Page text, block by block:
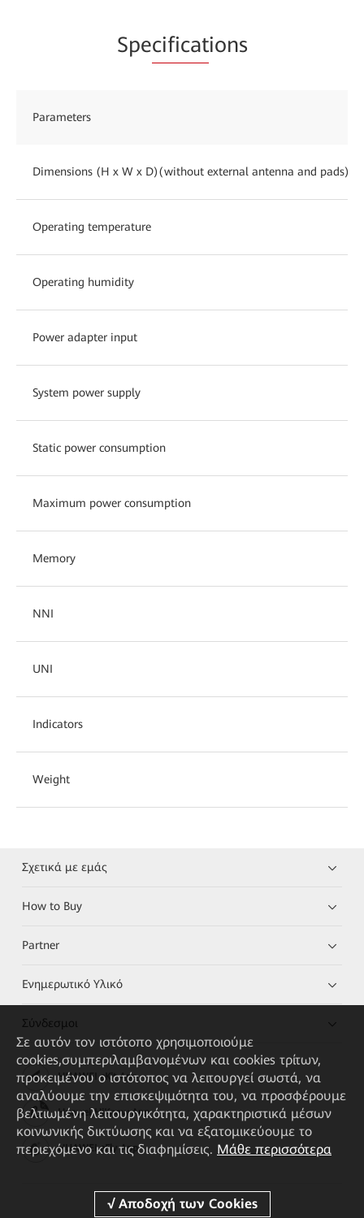
Specifications
Parameters
Dimensions (H x W x D)(without external antenna and pads)
Operating temperature
Operating humidity
Power adapter input
System power supply
Static power consumption
Maximum power consumption
Memory
NNI
UNI
Indicators
Weight
Σχετικά με εμάς
How to Buy
Partner
Ενημερωτικό Υλικό
Σύνδεσμοι
HUAWEI eKit App
Huawei HiKnow App
HUAWEI eFly App
Σε αυτόν τον ιστότοπο χρησιμοποιούμε
cookies,συμπεριλαμβανομένων και cookies τρίτων,
προκειμένου ο ιστότοπος να λειτουργεί σωστά, να
αναλύουμε την επισκεψιμότητα του, να προσφέρουμε
βελτιωμένη λειτουργικότητα, χαρακτηριστικά μέσων
κοινωνικής δικτύωσης και να εξατομικεύουμε το
περιεχόμενο και τις διαφημίσεις. Μάθε περισσότερα